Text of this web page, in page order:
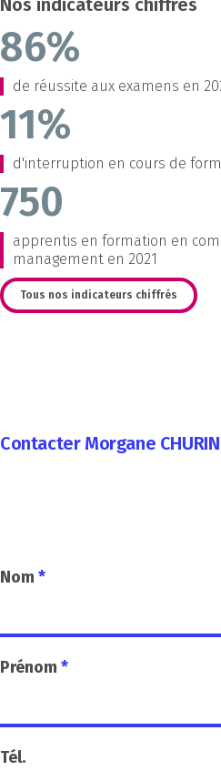
Nos indicateurs chiffrés
86%
de réussite aux examens en
11%
d'interruption en cours de
750
apprentis en formation en
management en 2021
Tous nos indicateurs chiffrés
Contacter Morgane CHURIN
Nom *
Prénom *
Tél.